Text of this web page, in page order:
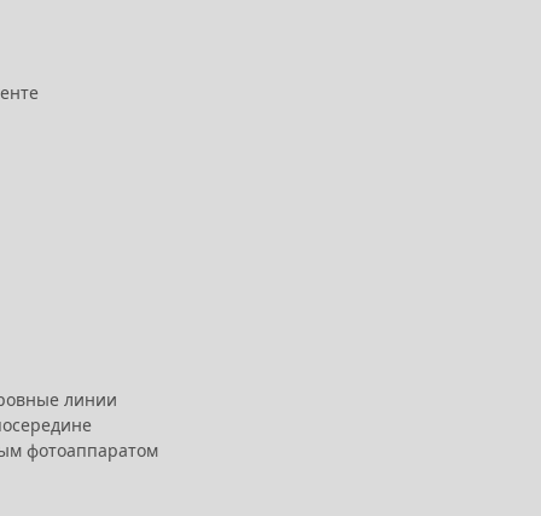
линии
фотоаппаратом